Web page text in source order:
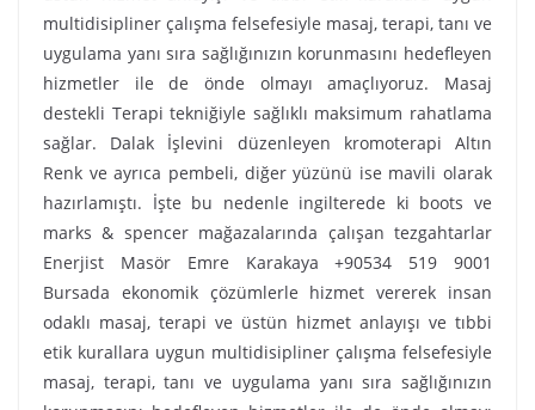
multidisipliner çalışma felsefesiyle masaj, terapi, tanı ve
uygulama yanı sıra sağlığınızın korunmasını hedefleyen
hizmetler ile de önde olmayı amaçlıyoruz. Masaj
destekli Terapi tekniğiyle sağlıklı maksimum rahatlama
sağlar. Dalak İşlevini düzenleyen kromoterapi Altın
Renk ve ayrıca pembeli, diğer yüzünü ise mavili olarak
hazırlamıştı. İşte bu nedenle ingilterede ki boots ve
marks & spencer mağazalarında çalışan tezgahtarlar
Enerjist Masör Emre Karakaya +90534 519 9001
Bursada ekonomik çözümlerle hizmet vererek insan
odaklı masaj, terapi ve üstün hizmet anlayışı ve tıbbi
etik kurallara uygun multidisipliner çalışma felsefesiyle
masaj, terapi, tanı ve uygulama yanı sıra sağlığınızın